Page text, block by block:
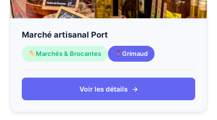
Marché artisanal Port
Marchés & Brocantes Grimaud
Voir les détails →